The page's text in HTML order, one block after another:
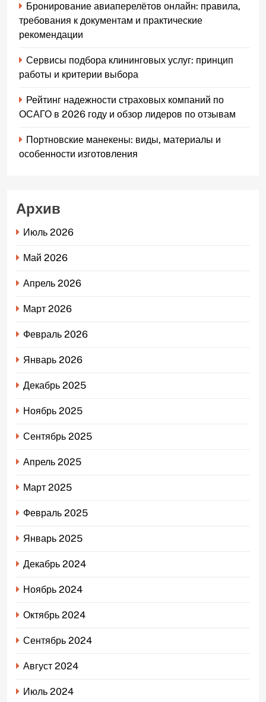
Бронирование авиаперелётов онлайн: правила,
требования к документам и практические
рекомендации
Сервисы подбора клининговых услуг: принцип
работы и критерии выбора
Рейтинг надежности страховых компаний по
ОСАГО в 2026 году и обзор лидеров по отзывам
Портновские манекены: виды, материалы и
особенности изготовления
Архив
Июль 2026
Май 2026
Апрель 2026
Март 2026
Февраль 2026
Январь 2026
Декабрь 2025
Ноябрь 2025
Сентябрь 2025
Апрель 2025
Март 2025
Февраль 2025
Январь 2025
Декабрь 2024
Ноябрь 2024
Октябрь 2024
Сентябрь 2024
Август 2024
Июль 2024